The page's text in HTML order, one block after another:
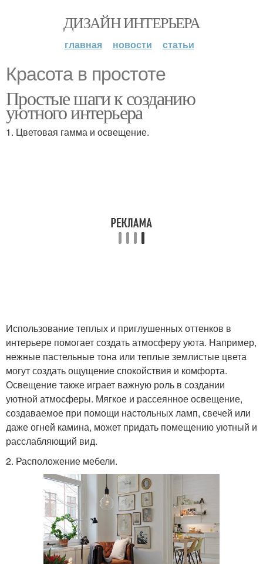
ДИЗАЙН ИНТЕРЬЕРА
главная новости статьи
Красота в простоте
Простые шаги к созданию
уютного интерьера
1. Цветовая гамма и освещение.
Использование теплых и приглушенных оттенков в
интерьере помогает создать атмосферу уюта. Например,
нежные пастельные тона или теплые землистые цвета
могут создать ощущение спокойствия и комфорта.
Освещение также играет важную роль в создании
уютной атмосферы. Мягкое и рассеянное освещение,
создаваемое при помощи настольных ламп, свечей или
даже огней камина, может придать помещению уютный и
расслабляющий вид.
2. Расположение мебели.